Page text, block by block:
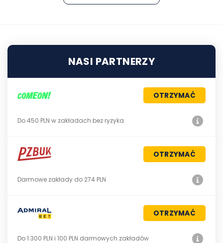
NASI PARTNERZY
OTRZYMAĆ
Do 450 PLN w zakładach bez ryzyka
OTRZYMAĆ
Darmowe zakłady do 274 PLN
OTRZYMAĆ
Do 1 300 PLN i 100 PLN darmowych zakładów